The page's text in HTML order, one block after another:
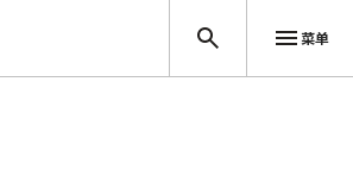
菜单